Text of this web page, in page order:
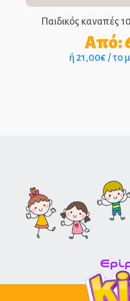
Παιδικός καναπές
Από:
ή 21,00€ / το